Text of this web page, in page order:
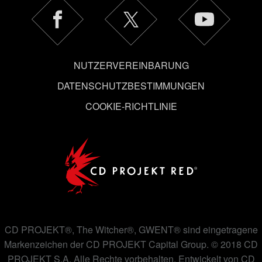
auch alle Einstellungen rund um das Thema Cookies
ändern kannst.
NUTZERVEREINBARUNG
DATENSCHUTZBESTIMMUNGEN
COOKIE-RICHTLINIE
CD PROJEKT®, The Witcher®, GWENT® sind eingetragene
Markenzeichen der CD PROJEKT Capital Group. © 2018 CD
PROJEKT S.A. Alle Rechte vorbehalten. Entwickelt von CD